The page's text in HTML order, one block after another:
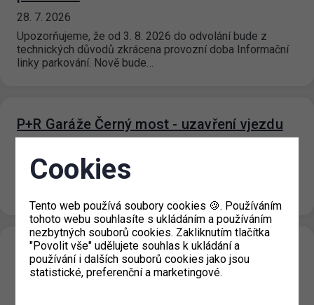
28. 7. 2026
Upozorňujeme, že od 3. 8. 2026 do odvolání bude z
technických důvodů zkrácena provozní doba Informační
linky parkování. Nově bude…
P+R Garáže Černý most - uzavření vjezdu
Z důvodu revize trafostanice a přerušení dodávky
elektřiny v objektu P+R Garáže Černý most bude ve
P+R Nové Butovice snížení počtu
parkovacích míst
Cookies
Tento web používá soubory cookies 🍪. Používáním
tohoto webu souhlasíte s ukládáním a používáním
nezbytných souborů cookies. Zakliknutím tlačítka
"Povolit vše" udělujete souhlas k ukládání a
používání i dalších souborů cookies jako jsou
statistické, preferenční a marketingové.